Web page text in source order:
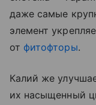
даже самые
элемент
от фитофторы.
Калий же
их насыщенный